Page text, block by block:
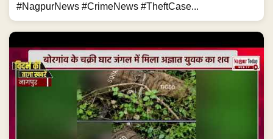
#NagpurNews #CrimeNews #TheftCase...